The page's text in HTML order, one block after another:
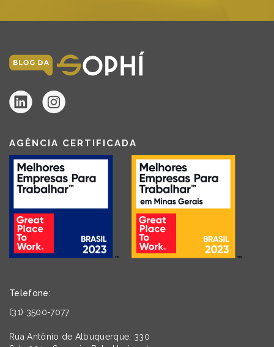
AGÊNCIA CERTIFICADA
Telefone:
(31) 3500-7077
Rua Antônio de Albuquerque, 330